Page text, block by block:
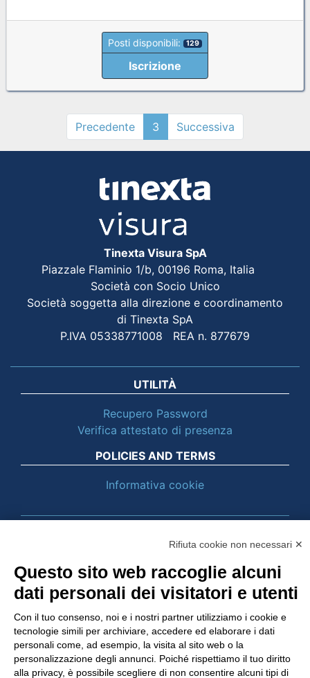
Posti disponibili: 129
Iscrizione
Precedente 3 Successiva
Tinexta Visura SpA
Piazzale Flaminio 1/b, 00196 Roma, Italia
Società con Socio Unico
Società soggetta alla direzione e coordinamento
di Tinexta SpA
P.IVA 05338771008 REA n. 877679
UTILITÀ
Recupero Password
Verifica attestato di presenza
POLICIES AND TERMS
Informativa cookie
Rifiuta cookie non necessari ✕
Questo sito web raccoglie alcuni
dati personali dei visitatori e utenti
Con il tuo consenso, noi e i nostri partner utilizziamo i cookie e
tecnologie simili per archiviare, accedere ed elaborare i dati
personali come, ad esempio, la visita al sito web o la
personalizzazione degli annunci. Poiché rispettiamo il tuo diritto
alla privacy, è possibile scegliere di non consentire alcuni tipi di